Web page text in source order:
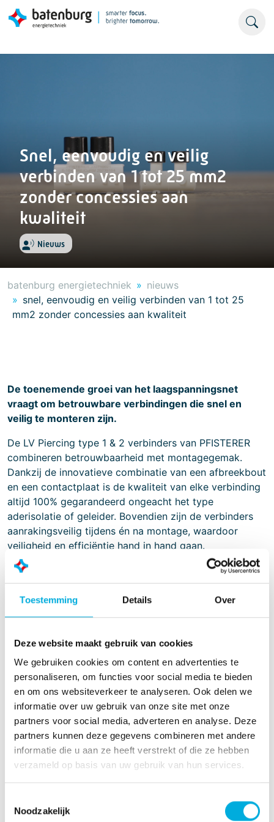
Toestemming Details Over
Deze website maakt gebruik van cookies
We gebruiken cookies om content en advertenties te
personaliseren, om functies voor social media te bieden
en om ons websiteverkeer te analyseren. Ook delen we
informatie over uw gebruik van onze site met onze
partners voor social media, adverteren en analyse. Deze
partners kunnen deze gegevens combineren met andere
informatie die u aan ze heeft verstrekt of die ze hebben
verzameld op basis van uw gebruik van hun services.
Noodzakelijk
Snel, eenvoudig en veilig
verbinden van 1 tot 25 mm2
zonder concessies aan
kwaliteit
Nieuws
batenburg energietechniek
nieuws
snel, eenvoudig en veilig verbinden van 1 tot 25
mm2 zonder concessies aan kwaliteit
De toenemende groei van het laagspanningsnet
vraagt om betrouwbare verbindingen die snel en
veilig te monteren zijn.
De LV Piercing type 1 & 2 verbinders van PFISTERER
combineren betrouwbaarheid met montagegemak.
Dankzij de innovatieve combinatie van een afbreekbout
en een contactplaat is de kwaliteit van elke verbinding
altijd 100% gegarandeerd ongeacht het type
aderisolatie of geleider. Bovendien zijn de verbinders
aanrakingsveilig tijdens én na montage, waardoor
veiligheid en efficiëntie hand in hand gaan.
Bekijk onderstaande video en ontdek hoe eenvoudig
het kan zijn om betrouwbaarheid en veiligheid te
combineren.
Joost van der Poel
+31 (0)6 22 65 81 84
joost.van.der.poel@batenburg.nl